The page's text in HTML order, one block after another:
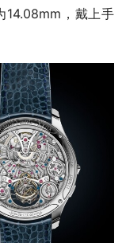
14.08mm，戴上手